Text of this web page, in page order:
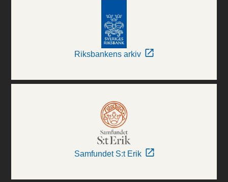
Riksbankens arkiv
Samfundet S:t Erik